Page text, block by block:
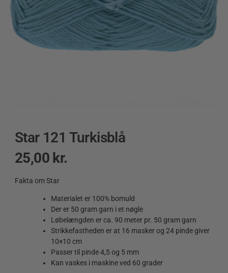
Star 121 Turkisblå
25,00 kr.
Fakta om Star
Materialet er 100% bomuld
Der er 50 gram garn i et nøgle
Løbelængden er ca. 90 meter pr. 50 gram garn
Strikkefastheden er at 16 masker og 24 pinde giver
10×10 cm
Passer til pinde 4,5 og 5 mm
Kan vaskes i maskine ved 60 grader